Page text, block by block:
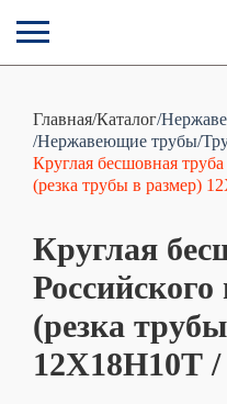
Главная/Каталог/
/Нержавеющие трубы/
Круглая бесшовная
(резка трубы в размер)
Круглая
Российского
(резка
12Х18Н10Т /